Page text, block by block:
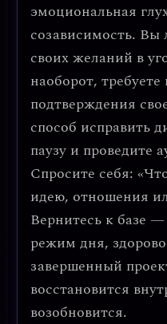
эмоциональная
созависимость. Вы
своих желаний в
наоборот,
подтверждения
способ исправить
паузу и проведите
Спросите себя:
идею, отношения
Вернитесь к базе
режим дня,
завершенный
восстановится
возобновится.